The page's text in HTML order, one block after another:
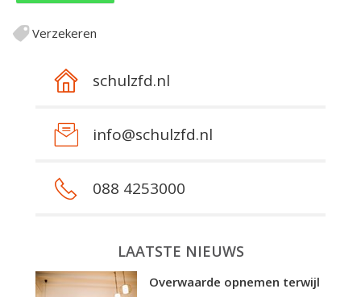
Verzekeren
schulzfd.nl
info@schulzfd.nl
088 4253000
LAATSTE NIEUWS
Overwaarde opnemen terwijl